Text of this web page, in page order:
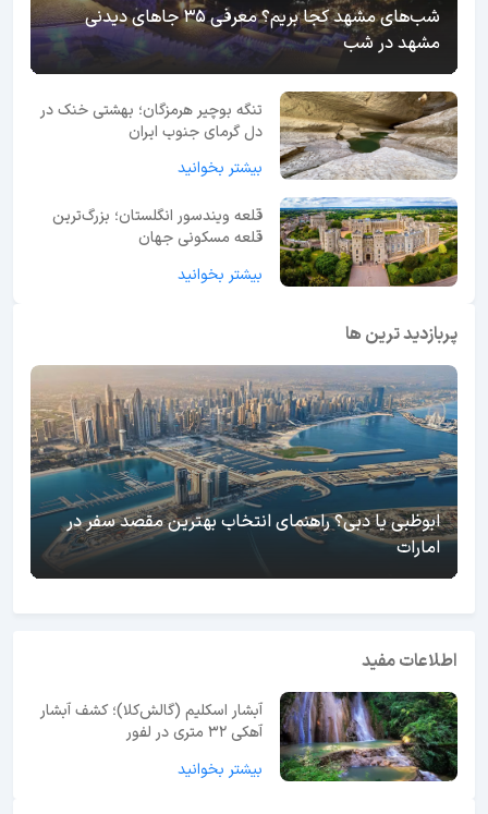
شب‌های مشهد کجا بریم؟ معرفی 35 جاهای دیدنی
مشهد در شب
تنگه بوچیر هرمزگان؛ بهشتی خنک در
دل گرمای جنوب ایران
بیشتر بخوانید
قلعه ویندسور انگلستان؛ بزرگ‌ترین
قلعه مسکونی جهان
بیشتر بخوانید
پربازدید ترین ها
ابوظبی یا دبی؟ راهنمای انتخاب بهترین مقصد سفر در
امارات
اطلاعات مفید
آبشار اسکلیم (گالش‌کلا)؛ کشف آبشار
آهکی ۳۲ متری در لفور
بیشتر بخوانید